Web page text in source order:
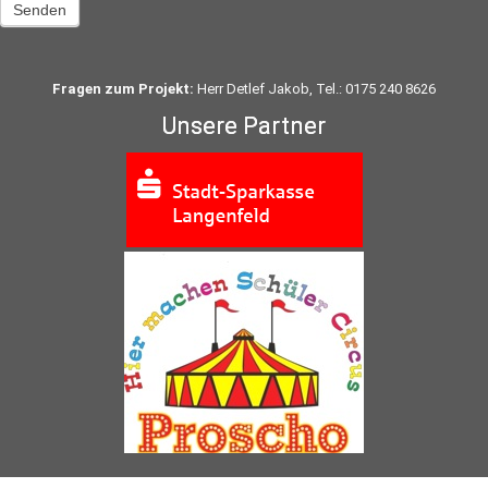
Senden
Fragen zum Projekt: Herr Detlef Jakob, Tel.: 0175 240 8626
Unsere Partner